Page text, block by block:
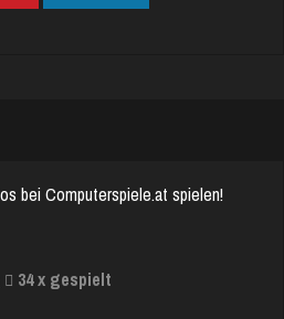
34 x gespielt